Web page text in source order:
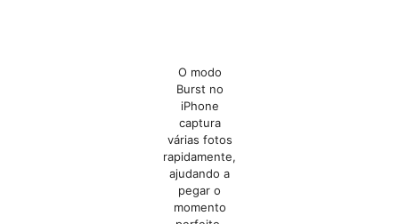
O modo
Burst no
iPhone
captura
várias fotos
rapidamente,
ajudando a
pegar o
momento